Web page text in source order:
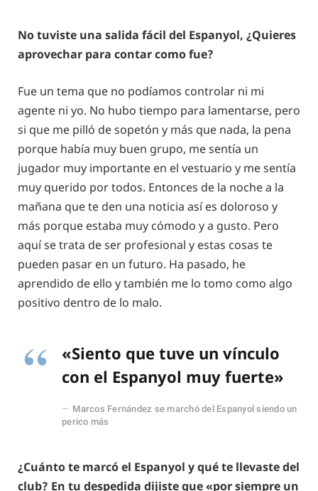
No tuviste una salida fácil del Espanyol, ¿Quieres
aprovechar para contar como fue?
Fue un tema que no podíamos controlar ni mi
agente ni yo. No hubo tiempo para lamentarse, pero
si que me pilló de sopetón y más que nada, la pena
porque había muy buen grupo, me sentía un
jugador muy importante en el vestuario y me sentía
muy querido por todos. Entonces de la noche a la
mañana que te den una noticia así es doloroso y
más porque estaba muy cómodo y a gusto. Pero
aquí se trata de ser profesional y estas cosas te
pueden pasar en un futuro. Ha pasado, he
aprendido de ello y también me lo tomo como algo
positivo dentro de lo malo.
«Siento que tuve un vínculo
con el Espanyol muy fuerte»
Marcos Fernández se marchó del Espanyol siendo un
perico más
¿Cuánto te marcó el Espanyol y qué te llevaste del
club? En tu despedida dijiste que «por siempre un